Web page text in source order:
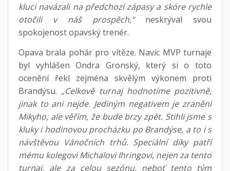
kluci navázali na předchozí zápasy a skóre rychle
otočili v náš prospěch,“neskrýval svou
spokojenost opavský trenér.
Opava brala pohár pro vítěze. Navíc MVP turnaje
byl vyhlášen Ondra Gronský, který si o toto
ocenění řekl zejména skvělým výkonem proti
Brandýsu. „Celkově turnaj hodnotíme pozitivně,
jinak to ani nejde. Jediným negativem je zraněni
Mikyho, ale věřím, že bude brzy zpět. Stihli jsme s
kluky i hodinovou procházku po Brandýse, a to i s
návštěvou Vánočních trhů. Speciální díky patří
mému kolegovi Michalovi Ihringovi, nejen za tento
turnaj, ale za celou sezónu, neboť tento tým